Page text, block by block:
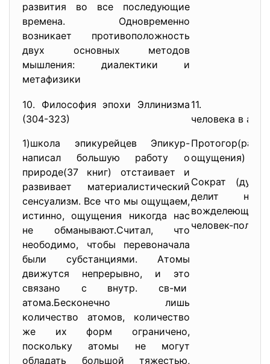
развития во все последующие
времена. Одновременно
возникает противоположность
двух основных методов
мышления: диалектики и
метафизики
10. Философия эпохи Эллинизма
(304-323)
1)школа эпикурейцев Эпикур-
написал большую работу о
природе(37 книг) отстаивает и
развивает материалистический
сенсуализм. Все что мы ощущаем,
истинно, ощущения никогда нас
не обманывают.Считал, что
неободимо, чтобы перевоначала
были субстанциями. Атомы
движутся непрерывно, и это
связано с внутр. св-ми
атома.Бесконечно лишь
количество атомов, количество
же их форм ограничено,
поскольку атомы не могут
обладать большой тяжестью,
11.
человека в
ощущения)
Сократ (душа
делит на
человек-